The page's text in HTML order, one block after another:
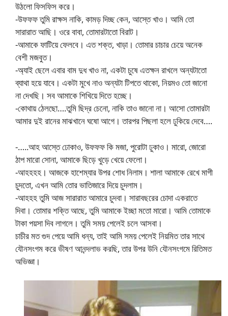
উঠলো ফিসফিস করে।
-উফফফ তুমি রাক্ষস নাকি, কামড় দিচ্ছ কেন, আস্তে খাও। আমি তো
সারারাত আছি। ওরে বাবা, তোমারটাতো বিরাট।
-আমাকে ফাটিয়ে ফেলবে। এত শক্ত, খাড়া। তোমার চাচার চেয়ে অনেক
বেশী মজবুত।
-অ্যাই ছেলে এবার বাম দুধ খাও না, একটা চুষে এতক্ষন রাখলে অন্যটাতো
ব্যাথা হয়ে যাবে। একটা মুখে নাও অন্যটা টিপতে থাকো, নিয়মও তো জানো
না দেখছি। সব আমাকে শিখিয়ে দিতে হচ্ছে।
-কোথায় ঠেলছো….তুমি ছিদ্র চেনো, নাকি তাও জানো না। আসো তোমারটা
আমার দুই রানের মাঝখানে ঘষো আগে। তারপর পিছলা হলে ঢুকিয়ে দেবে….
-…..আহ আস্তে ঢোকাও, উফফফ কি মজা, পুরোটা ঢুকাও। মারো, জোরো
ঠাপ মারো সোনা, আমাকে ছিড়ে খুড়ে খেয়ে ফেলো।
-আহহহহ। আজকে হাশেম্যার উপর শোধ নিলাম। শালা আমাকে রেখে মাগী
চুদতো, এখন আমি তোর ভাতিজারে দিয়ে চুদলাম।
-আহহহ তুমি আজ সারারাত আমারে চুদবা। সারাবছরের চোদা একরাতে
দিবা। তোমার শক্তি আছে, তুমি আমাকে ইচ্ছা মতো মারো। আমি তোমাকে
টাকা পয়সা দিব লাগলে। তুমি সময় পেলেই চলে আসবা।
চাচীর মত গুদ পেয়ে আমি ধন্য, তাই আমি সময় পেলেই নিয়মিত তার সাথে
যৌনসংগম করে ভীষণ আনন্দলাভ করছি, তার উপর উনি যৌনসংগমে রিতিমত
অভিজ্ঞা।